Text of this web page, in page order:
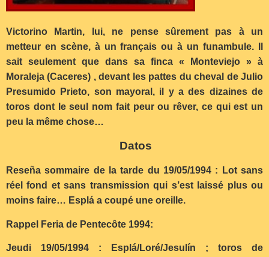
Victorino Martin, lui, ne pense sûrement pas à un
metteur en scène, à un français ou à un funambule. Il
sait seulement que dans sa finca « Monteviejo » à
Moraleja (Caceres) , devant les pattes du cheval de Julio
Presumido Prieto, son mayoral, il y a des dizaines de
toros dont le seul nom fait peur ou rêver, ce qui est un
peu la même chose…
Datos
Reseña sommaire de la tarde du 19/05/1994 : Lot sans
réel fond et sans transmission qui s’est laissé plus ou
moins faire… Esplá a coupé une oreille.
Rappel Feria de Pentecôte 1994:
Jeudi 19/05/1994 : Esplá/Loré/Jesulín ; toros de